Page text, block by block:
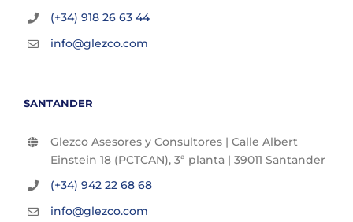
(+34) 918 26 63 44
info@glezco.com
SANTANDER
Glezco Asesores y Consultores | Calle Albert
Einstein 18 (PCTCAN), 3ª planta | 39011 Santander
(+34) 942 22 68 68
info@glezco.com